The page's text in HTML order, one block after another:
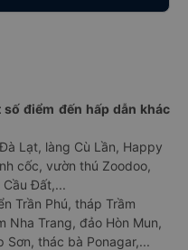
điểm đến hấp dẫn khác
Lạt, làng Cù Lần, Happy
cốc, vườn thú Zoodoo,
Đất,...
Trần Phú, tháp Trầm
Nha Trang, đảo Hòn Mun,
Sơn, thác bà Ponagar,...